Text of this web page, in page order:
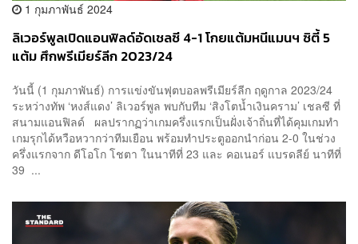
1 กุมภาพันธ์ 2024
ลิเวอร์พูลเปิดแอนฟิลด์อัดเชลซี 4-1 โกยแต้มหนีแมนฯ ซิตี้ 5
แต้ม ศึกพรีเมียร์ลีก 2023/24
วันนี้ (1 กุมภาพันธ์) การแข่งขันฟุตบอลพรีเมียร์ลีก ฤดูกาล 2023/24
ระหว่างทัพ ‘หงส์แดง’ ลิเวอร์พูล พบกับทีม ‘สิงโตน้ำเงินคราม’ เชลซี ที่
สนามแอนฟิลด์ ผลปรากฏว่าเกมครึ่งแรกเป็นฝั่งเจ้าถิ่นที่ได้คุมเกมทำ
เกมรุกได้หวือหวากว่าทีมเยือน พร้อมทำประตูออกนำก่อน 2-0 ในช่วง
ครึ่งแรกจาก ดีโอโก โชตา ในนาทีที่ 23 และ คอเนอร์ แบรดลีย์ นาทีที่
39 ...